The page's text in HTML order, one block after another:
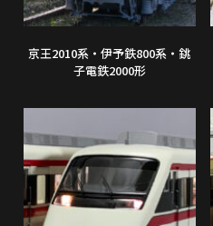
京王2010系・伊予鉄800系・銚
子電鉄2000形